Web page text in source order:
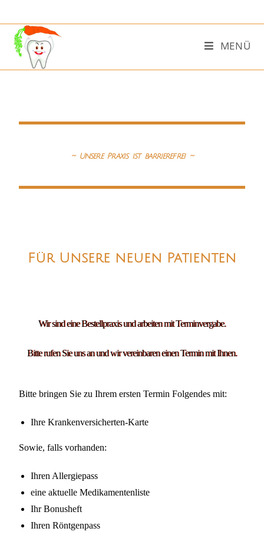
MENÜ
~ Unsere Praxis ist barrierefrei ~
Für Unsere neuen Patienten
Wir sind eine Bestellpraxis und arbeiten mit Terminvergabe.
Bitte rufen Sie uns an und wir vereinbaren einen Termin mit Ihnen.
Bitte bringen Sie zu Ihrem ersten Termin Folgendes mit:
Ihre Krankenversicherten-Karte
Sowie, falls vorhanden:
Ihren Allergiepass
eine aktuelle Medikamentenliste
Ihr Bonusheft
Ihren Röntgenpass